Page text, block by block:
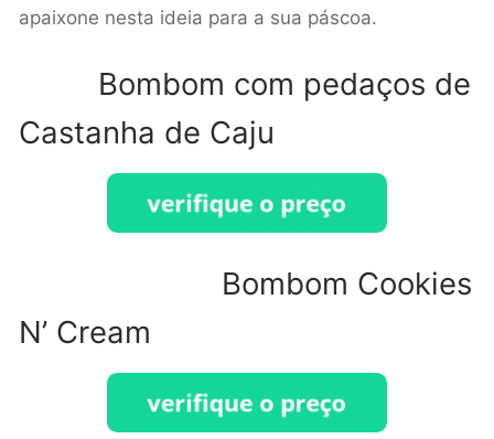
apaixone nesta ideia para a sua páscoa.
Bombom com pedaços de
Castanha de Caju
Bombom Cookies
N’ Cream